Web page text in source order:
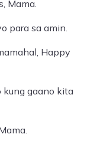
Mama.
para sa amin.
Happy
gaano kita